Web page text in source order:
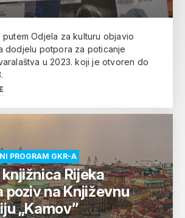
putem Odjela za kulturu objavio
dodjelu potpora za poticanje
u 2023. koji je otvoren do
PROGRAM GKR-A
Rijeka
poziv na Književnu
„Kamov”